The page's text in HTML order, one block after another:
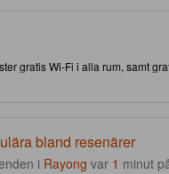
gratis Wi-Fi i alla rum, samt
till lokala attraktioner och
bland resenärer
i Rayong var 1 minut